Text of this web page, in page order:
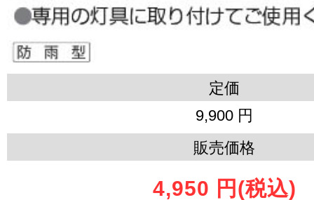
定価
9,900 円
販売価格
4,950 円 (税込)